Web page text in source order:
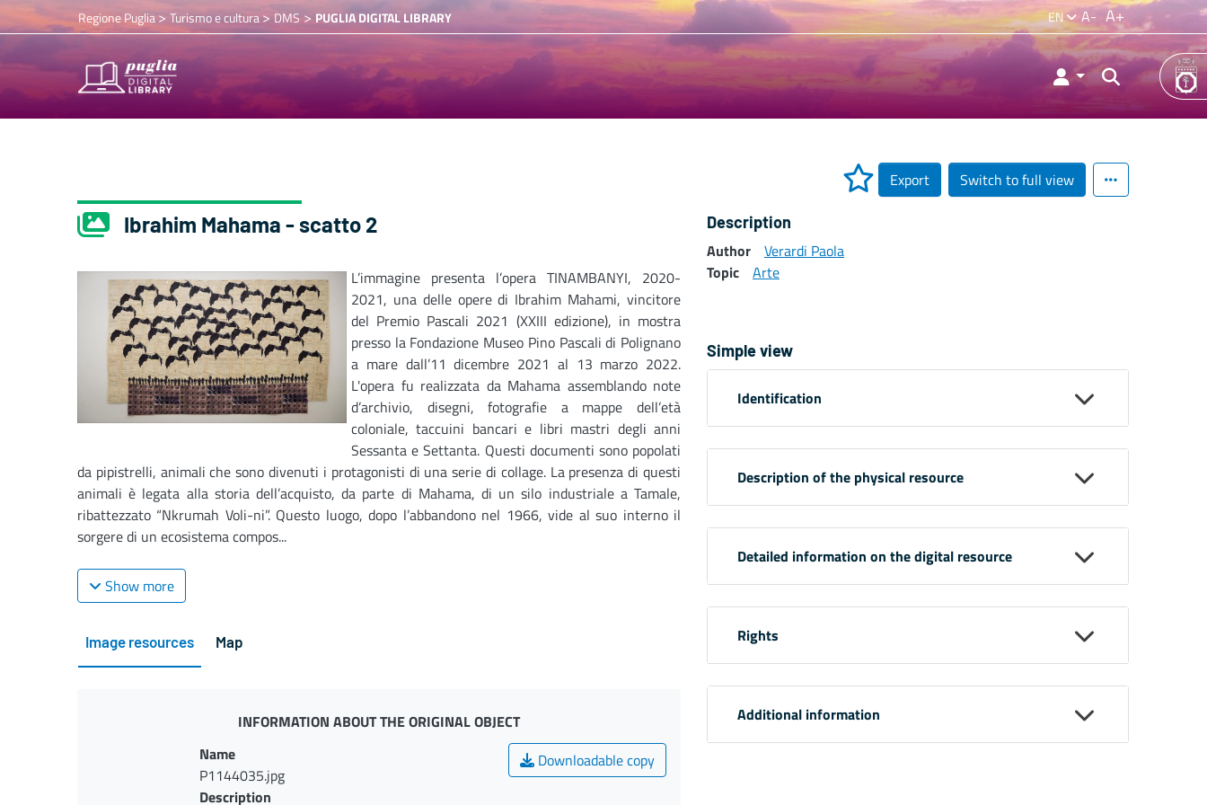
Regione Puglia> Turismo e cultura>DMS > PUGLIA DIGITAL LIBRARY EN A- A+
Export Switch to full view
Ibrahim Mahama - scatto 2
L’immagine presenta l’opera TINAMBANYI, 2020-
2021, una delle opere di Ibrahim Mahami, vincitore
del Premio Pascali 2021 (XXIII edizione), in mostra
presso la Fondazione Museo Pino Pascali di Polignano
a mare dall’11 dicembre 2021 al 13 marzo 2022.
L'opera fu realizzata da Mahama assemblando note
d’archivio, disegni, fotografie a mappe dell’età
coloniale, taccuini bancari e libri mastri degli anni
Sessanta e Settanta. Questi documenti sono popolati
da pipistrelli, animali che sono divenuti i protagonisti di una serie di collage. La presenza di questi
animali è legata alla storia dell’acquisto, da parte di Mahama, di un silo industriale a Tamale,
ribattezzato “Nkrumah Voli-ni”. Questo luogo, dopo l’abbandono nel 1966, vide al suo interno il
sorgere di un ecosistema compos...
Show more
Image resources Map
INFORMATION ABOUT THE ORIGINAL OBJECT
Downloadable copy
Name
P1144035.jpg
Description
Description
Author
Verardi Paola
Topic
Arte
Simple view
Identification
Description of the physical resource
Detailed information on the digital resource
Rights
Additional information